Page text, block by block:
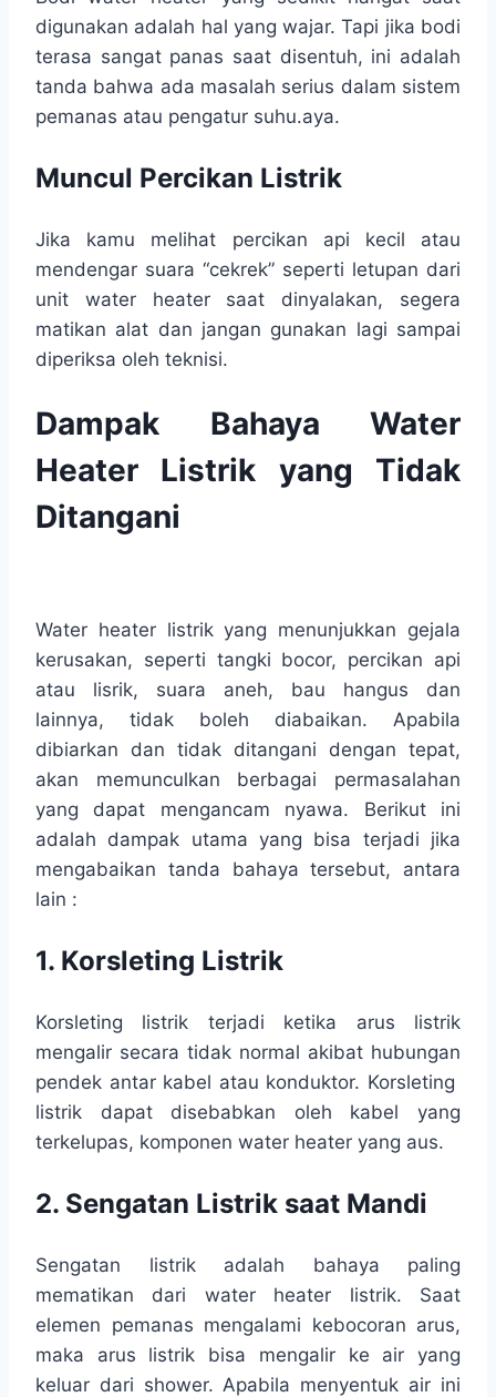
digunakan adalah hal yang wajar. Tapi jika bodi
terasa sangat panas saat disentuh, ini adalah
tanda bahwa ada masalah serius dalam sistem
pemanas atau pengatur suhu.aya.
Muncul Percikan Listrik
Jika kamu melihat percikan api kecil atau
mendengar suara “cekrek” seperti letupan dari
unit water heater saat dinyalakan, segera
matikan alat dan jangan gunakan lagi sampai
diperiksa oleh teknisi.
Dampak Bahaya Water
Heater Listrik yang Tidak
Ditangani
Water heater listrik yang menunjukkan gejala
kerusakan, seperti tangki bocor, percikan api
atau lisrik, suara aneh, bau hangus dan
lainnya, tidak boleh diabaikan. Apabila
dibiarkan dan tidak ditangani dengan tepat,
akan memunculkan berbagai permasalahan
yang dapat mengancam nyawa. Berikut ini
adalah dampak utama yang bisa terjadi jika
mengabaikan tanda bahaya tersebut, antara
lain :
1. Korsleting Listrik
Korsleting listrik terjadi ketika arus listrik
mengalir secara tidak normal akibat hubungan
pendek antar kabel atau konduktor. Korsleting
listrik dapat disebabkan oleh kabel yang
terkelupas, komponen water heater yang aus.
2. Sengatan Listrik saat Mandi
Sengatan listrik adalah bahaya paling
mematikan dari water heater listrik. Saat
elemen pemanas mengalami kebocoran arus,
maka arus listrik bisa mengalir ke air yang
keluar dari shower. Apabila menyentuk air ini